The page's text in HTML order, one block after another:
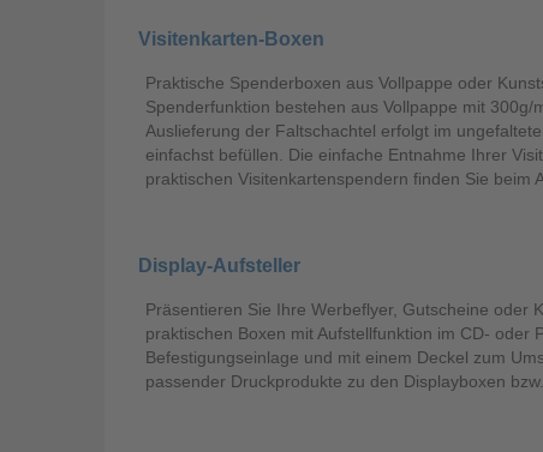
Visitenkarten-Boxen
Praktische Spenderboxen aus Vollpappe oder
Spenderfunktion bestehen aus Vollpappe mit
Auslieferung der Faltschachtel erfolgt im
einfachst befüllen. Die einfache Entnahme Ihrer
praktischen Visitenkartenspendern finden Sie beim
Display-Aufsteller
Präsentieren Sie Ihre Werbeflyer, Gutscheine oder
praktischen Boxen mit Aufstellfunktion im CD-
Befestigungseinlage und mit einem Deckel zum
passender Druckprodukte zu den Displayboxen